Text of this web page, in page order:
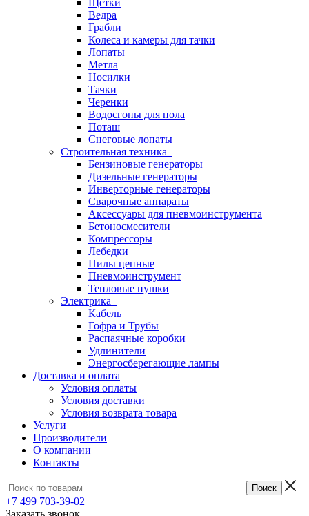
Щетки
Ведра
Грабли
Колеса и камеры для тачки
Лопаты
Метла
Носилки
Тачки
Черенки
Водосгоны для пола
Поташ
Снеговые лопаты
Строительная техника
Бензиновые генераторы
Дизельные генераторы
Инверторные генераторы
Сварочные аппараты
Аксессуары для пневмоинструмента
Бетоносмесители
Компрессоры
Лебедки
Пилы цепные
Пневмоинструмент
Тепловые пушки
Электрика
Кабель
Гофра и Трубы
Распаячные коробки
Удлинители
Энергосберегающие лампы
Доставка и оплата
Условия оплаты
Условия доставки
Условия возврата товара
Услуги
Производители
О компании
Контакты
+7 499 703-39-02
Заказать звонок